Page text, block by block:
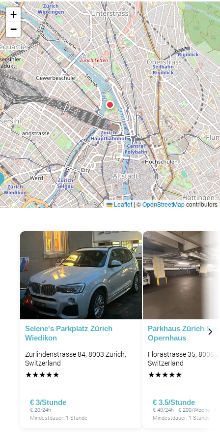
P
+
−
Leaflet| ©OpenStreetMapcontributors
Selene's Parkplatz Zürich
Wiedikon
Zurlindenstrasse 84, 8003 Zürich,
Switzerland
★★★★★
€ 3/Stunde
€ 20/24h
Mindestdauer: 1 Stunde
Parkhaus Zürich
Opernhaus
Florastrasse 35, 8008
Switzerland
★★★★★
€ 3.5/Stunde
€ 40/24h · € 200/Woche ·
Mindestdauer: 1 Stunde